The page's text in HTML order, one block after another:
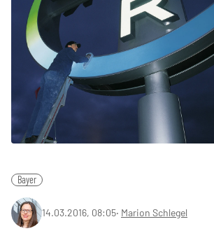
Bayer
14.03.2016, 08:05‧ Marion Schlegel